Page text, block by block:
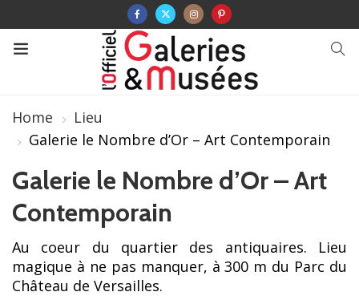
Home
Lieu
Galerie le Nombre d’Or – Art Contemporain
Galerie le Nombre d’Or – Art
Contemporain
Au coeur du quartier des antiquaires. Lieu
magique à ne pas manquer, à 300 m du Parc du
Château de Versailles.